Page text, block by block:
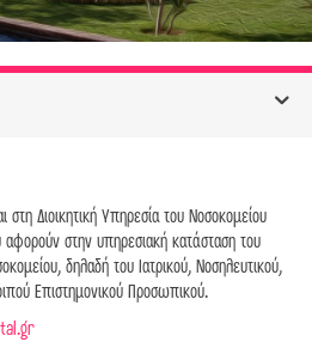
Διοικητική Υπηρεσία του Νοσοκομείου
αφορούν στην υπηρεσιακή κατάσταση του
δηλαδή του Ιατρικού, Νοσηλευτικού,
Επιστημονικού Προσωπικού.